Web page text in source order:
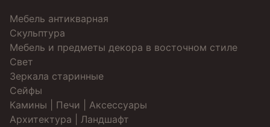
Мебель антикварная
Скульптура
Мебель и предметы декора в восточном стиле
Свет
Зеркала старинные
Cейфы
Камины | Печи | Аксессуары
Архитектура | Ландшафт